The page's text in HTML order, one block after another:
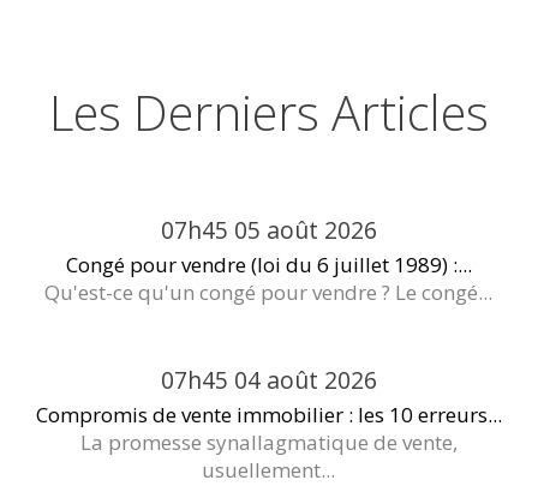
Les Derniers Articles
07h45 05 août 2026
Congé pour vendre (loi du 6 juillet 1989) :...
Qu'est-ce qu'un congé pour vendre ? Le congé...
07h45 04 août 2026
Compromis de vente immobilier : les 10 erreurs...
La promesse synallagmatique de vente,
usuellement...